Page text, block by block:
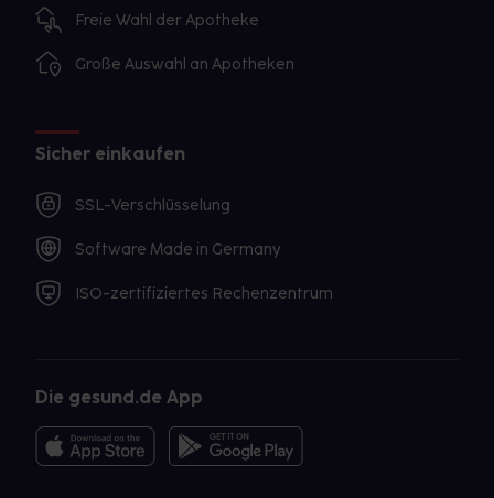
Freie Wahl der Apotheke
Große Auswahl an Apotheken
Sicher einkaufen
SSL-Verschlüsselung
Software Made in Germany
ISO-zertifiziertes Rechenzentrum
Die gesund.de App